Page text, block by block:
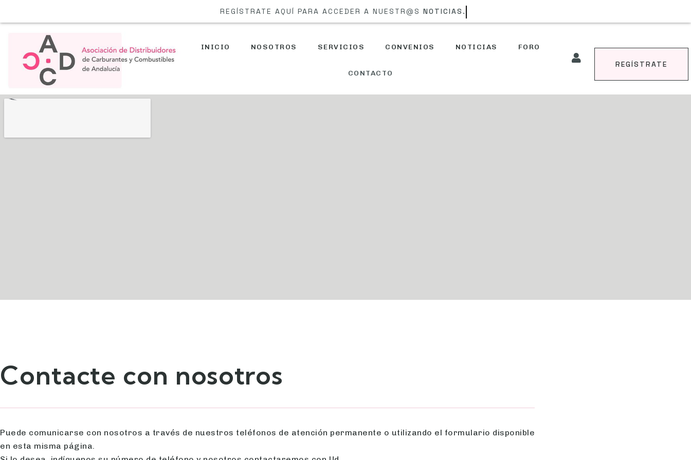
REGÍSTRATE AQUÍ PARA ACCEDER A NUESTR@S NOTICIAS.
INICIO NOSOTROS SERVICIOS CONVENIOS NOTICIAS FORO
CONTACTO
REGÍSTRATE
Contacte con nosotros
Puede comunicarse con nosotros a través de nuestros teléfonos de atención permanente o utilizando el formulario disponible
en esta misma página.